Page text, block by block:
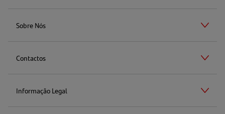
Sobre Nós
Contactos
Informação Legal